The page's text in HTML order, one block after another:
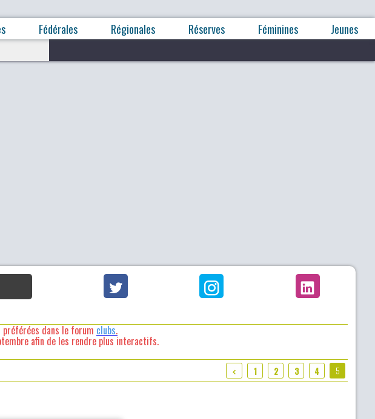
Fédérales Régionales Réserves Féminines Jeunes
dans le forum clubs.
afin de les rendre plus interactifs.
1 2 3 4 5